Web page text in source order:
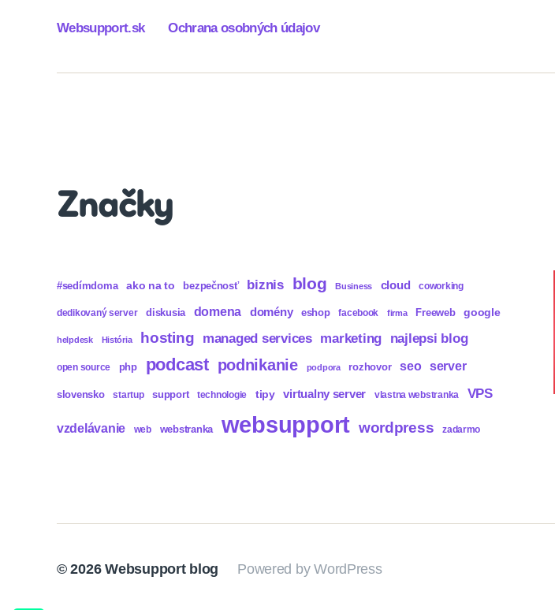
Websupport.sk Ochrana osobných údajov
Značky
#sedímdoma ako na to bezpečnosť biznis blog Business cloud coworking
dedikovaný server diskusia domena domény eshop facebook firma Freeweb google
helpdesk História hosting managed services marketing najlepsi blog
open source php podcast podnikanie podpora rozhovor seo server
slovensko startup support technologie tipy virtualny server vlastna webstranka VPS
vzdelávanie web webstranka websupport wordpress zadarmo
© 2026Websupport blog Powered by WordPress